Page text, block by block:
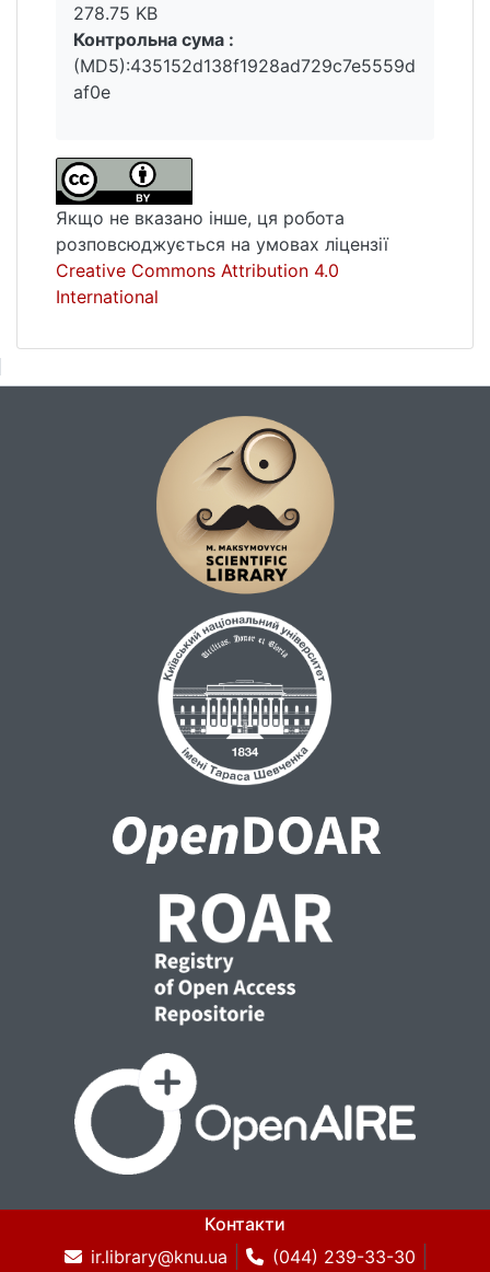
278.75 KB
Контрольна сума :
(MD5):435152d138f1928ad729c7e5559d
af0e
Якщо не вказано інше, ця робота
розповсюджується на умовах ліцензії
Creative Commons Attribution 4.0
International
Контакти
ir.library@knu.ua
(044) 239-33-30